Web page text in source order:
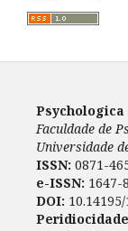
Psychologica
Faculdade de
Universidade
ISSN: 0871-
e-ISSN: 1647-
DOI: